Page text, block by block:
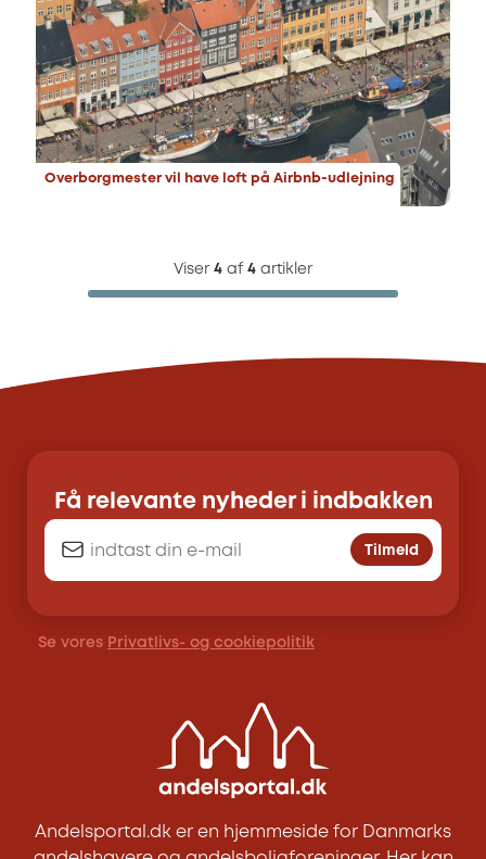
Overborgmester vil have loft på Airbnb-udlejning
Viser 4 af 4 artikler
Få relevante nyheder i indbakken
Tilmeld
Se vores Privatlivs- og cookiepolitik
Andelsportal.dk er en hjemmeside for Danmarks